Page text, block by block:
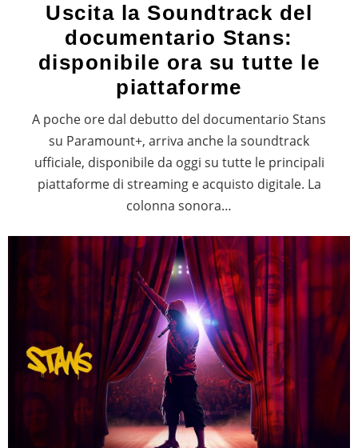
Uscita la Soundtrack del
documentario Stans:
disponibile ora su tutte le
piattaforme
A poche ore dal debutto del documentario Stans
su Paramount+, arriva anche la soundtrack
ufficiale, disponibile da oggi su tutte le principali
piattaforme di streaming e acquisto digitale. La
colonna sonora…